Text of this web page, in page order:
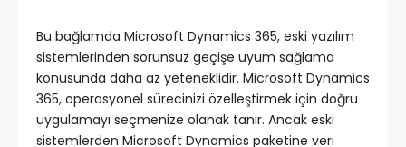
Bu bağlamda Microsoft Dynamics 365, eski yazılım
sistemlerinden sorunsuz geçişe uyum sağlama
konusunda daha az yeteneklidir. Microsoft Dynamics
365, operasyonel sürecinizi özelleştirmek için doğru
uygulamayı seçmenize olanak tanır. Ancak eski
sistemlerden Microsoft Dynamics paketine veri